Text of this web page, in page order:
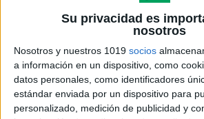
Su privacidad es
nosotros
Nosotros y nuestros 1019 socios
a información en un dispositivo, como
datos personales, como identificadores
estándar enviada por un dispositivo para
personalizado, medición de publicidad y
PRIMER DIA EN INFANTIL
STICKERS PEGATINAS